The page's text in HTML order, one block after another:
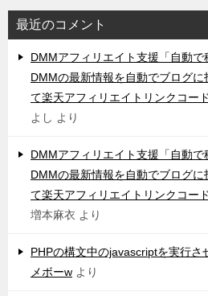
最近のコメント
DMMアフィリエイト支援「自動で
DMMの最新情報を自動でブログ
て楽天アフィリエイトリンクコー
よし より
DMMアフィリエイト支援「自動で
DMMの最新情報を自動でブログ
て楽天アフィリエイトリンクコー
増本麻衣 より
PHPの構文中のjavascriptを実行さ
メボーw より